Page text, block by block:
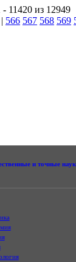
11420 из 12949
| 566 567 568 569
и точные